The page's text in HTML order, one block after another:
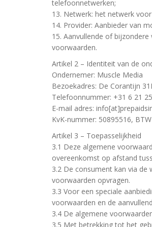
telefoonnetwerken;
13. Netwerk: het netwerk
14. Provider: Aanbieder van
15. Aanvullende of
voorwaarden.
Artikel 2 – Identiteit van de
Ondernemer: Muscle Media
Bezoekadres: De Corantijn
Telefoonnummer: +31 6 21
E-mail adres:
KvK-nummer: 50895516,
Artikel 3 – Toepasselijkheid
3.1 Deze algemene
overeenkomst op afstand
3.2 De consument kan via de
voorwaarden opvragen.
3.3 Voor een speciale
voorwaarden en de
3.4 De algemene
3.5 Met betrekking tot het